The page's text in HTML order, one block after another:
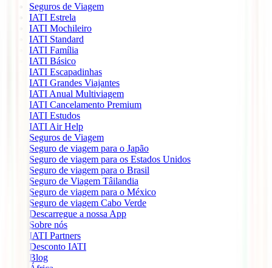
Seguros de Viagem
IATI Estrela
IATI Mochileiro
IATI Standard
IATI Família
IATI Básico
IATI Escapadinhas
IATI Grandes Viajantes
IATI Anual Multiviagem
IATI Cancelamento Premium
IATI Estudos
IATI Air Help
Seguros de Viagem
Seguro de viagem para o Japão
Seguro de viagem para os Estados Unidos
Seguro de viagem para o Brasil
Seguro de Viagem Tâilandia
Seguro de viagem para o México
Seguro de viagem Cabo Verde
Descarregue a nossa App
Sobre nós
IATI Partners
Desconto IATI
Blog